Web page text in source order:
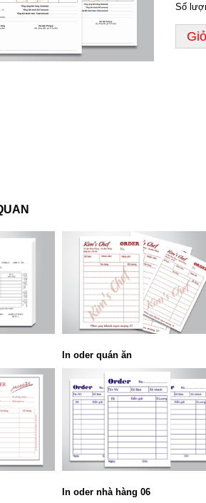
Số
In oder quán ăn
In oder nhà hàng 06